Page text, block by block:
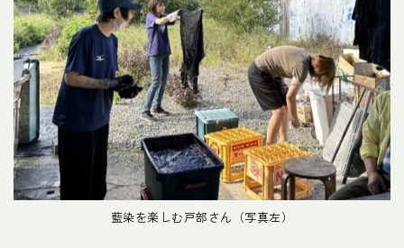
藍染を楽しむ戸部さん（写真左）